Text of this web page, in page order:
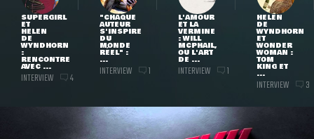
SUPERGIRL
ET
HELEN
DE
WYNDHORN
:
RENCONTRE
AVEC ...
INTERVIEW 4
"CHAQUE
AUTEUR
S'INSPIRE
DU
MONDE
RÉEL" :
...
INTERVIEW 1
L'AMOUR
ET LA
VERMINE
: WILL
MCPHAIL,
OU L'ART
DE ...
INTERVIEW 1
HELEN
DE
WYNDHORN
ET
WONDER
WOMAN :
TOM
KING ET
...
INTERVIEW 3